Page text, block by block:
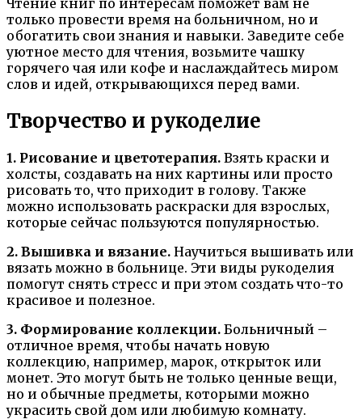
только провести время на больничном, но и
обогатить свои знания и навыки. Заведите себе
уютное место для чтения, возьмите чашку
горячего чая или кофе и наслаждайтесь миром
слов и идей, открывающихся перед вами.
Творчество и рукоделие
1. Рисование и цветотерапия. Взять краски и
холсты, создавать на них картины или просто
рисовать то, что приходит в голову. Также
можно использовать раскраски для взрослых,
которые сейчас пользуются популярностью.
2. Вышивка и вязание. Научиться вышивать или
вязать можно в больнице. Эти виды рукоделия
помогут снять стресс и при этом создать что-то
красивое и полезное.
3. Формирование коллекции. Больничный –
отличное время, чтобы начать новую
коллекцию, например, марок, открыток или
монет. Это могут быть не только ценные вещи,
но и обычные предметы, которыми можно
украсить свой дом или любимую комнату.